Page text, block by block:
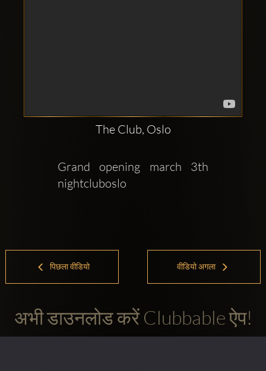
The Club, Oslo
Grand opening march 3th
nightcluboslo
पिछला वीडियो वीडियो अगला
अभी डाउनलोड करें Clubbable ऐप!